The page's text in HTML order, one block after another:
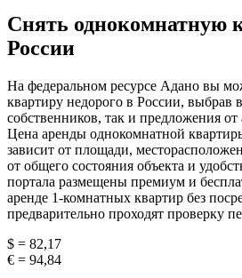
Снять однокомнатную
России
На федеральном ресурсе Адано вы
квартиру недорого в России, выбрав
собственников, так и предложения
Цена аренды однокомнатной
зависит от площади,
от общего состояния объекта и
портала размещены премиум и
аренде 1-комнатных квартир без
предварительно проходят проверку
$ = 82,17
€ = 94,84